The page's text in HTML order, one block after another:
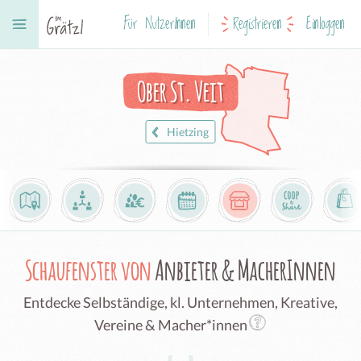
Für NutzerInnen Registrieren Einloggen
Ober St. Veit
Hietzing
Schaufenster vonAnbieter & MacherInnen
Entdecke Selbständige, kl. Unternehmen, Kreative,
Vereine & Macher*innen